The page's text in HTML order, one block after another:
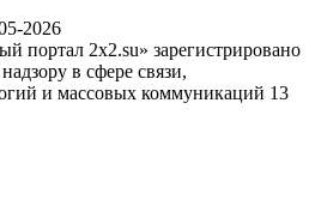
2026
портал 2x2.su» зарегистрировано
в сфере связи,
и массовых коммуникаций 13